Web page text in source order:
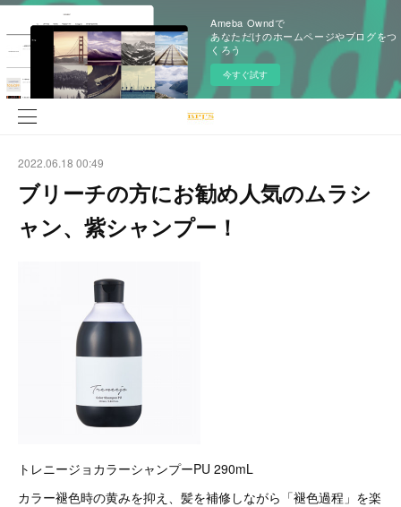
Ameba Owndで
あなただけのホームページやブログをつ
くろう
今すぐ試す
2022.06.18 00:49
ブリーチの方にお勧め人気のムラシ
ャン、紫シャンプー！
トレニージョカラーシャンプーPU 290mL
カラー褪色時の黄みを抑え、髪を補修しながら「褪色過程」を楽